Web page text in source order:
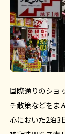
国際通りのショ
チ散策などをま
心においた2泊3